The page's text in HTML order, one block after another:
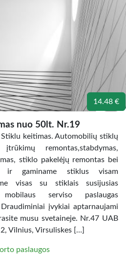
14.48 €
nuo 50lt. Nr.19
keitimas. Automobilių stiklų
remontas,stabdymas,
stiklo pakelėjų remontas bei
ir gaminame stiklus visam
visas su stiklais susijusias
mobilaus serviso paslaugas
įvykiai aptarnaujami
musu svetaineje. Nr.47 UAB
Vilnius, Virsuliskes […]
paslaugos